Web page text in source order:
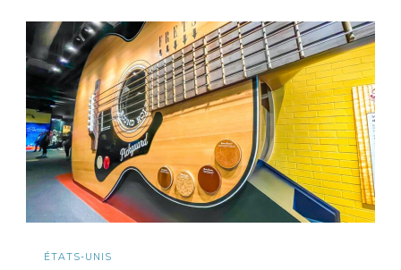
ÉTATS-UNIS